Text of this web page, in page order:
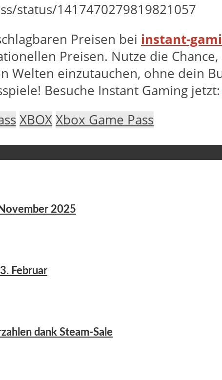
status/1417470279819821057
Preisen bei instant-
Preisen. Nutze die
Welten einzutauchen, ohne dein
Besuche Instant Gaming jetzt:
XBOX Xbox Game Pass
2025
Februar
dank Steam-Sale